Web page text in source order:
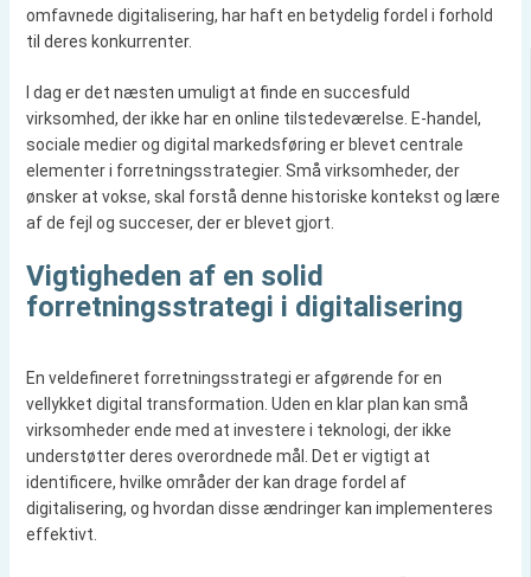
omfavnede digitalisering, har haft en betydelig fordel i forhold
til deres konkurrenter.
I dag er det næsten umuligt at finde en succesfuld
virksomhed, der ikke har en online tilstedeværelse. E-handel,
sociale medier og digital markedsføring er blevet centrale
elementer i forretningsstrategier. Små virksomheder, der
ønsker at vokse, skal forstå denne historiske kontekst og lære
af de fejl og succeser, der er blevet gjort.
Vigtigheden af en solid
forretningsstrategi i digitalisering
En veldefineret forretningsstrategi er afgørende for en
vellykket digital transformation. Uden en klar plan kan små
virksomheder ende med at investere i teknologi, der ikke
understøtter deres overordnede mål. Det er vigtigt at
identificere, hvilke områder der kan drage fordel af
digitalisering, og hvordan disse ændringer kan implementeres
effektivt.